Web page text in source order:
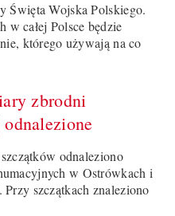
Święta Wojska Polskiego.
w całej Polsce będzie
którego używają na co
zbrodni
odnaleziono
w Ostrówkach i
szczątkach znaleziono